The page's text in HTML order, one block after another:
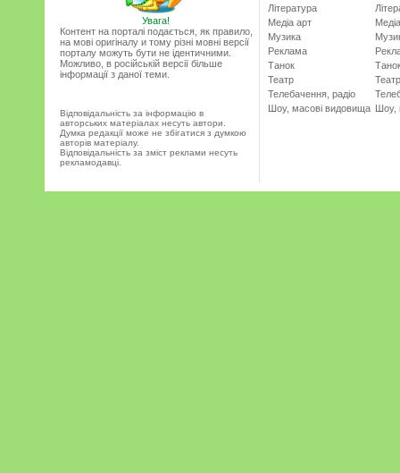
Увага!
Контент на порталі подається, як правило,
на мові оригіналу и тому різні мовні версії
порталу можуть бути не ідентичними.
Можливо, в російській версії більше
інформації з даної теми.
Відповідальність за інформацію в
авторських матеріалах несуть автори.
Думка редакції може не збігатися з думкою
авторів матеріалу.
Відповідальність за зміст реклами несуть
рекламодавці.
Література
Медіа арт
Музика
Реклама
Танок
Театр
Телебачення, радіо
Шоу, масові видовища
Театр
Шоу,